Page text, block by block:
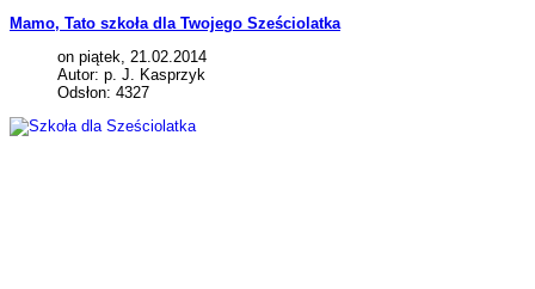
Mamo, Tato szkoła dla Twojego Sześciolatka
on piątek, 21.02.2014
Autor: p. J. Kasprzyk
Odsłon: 4327